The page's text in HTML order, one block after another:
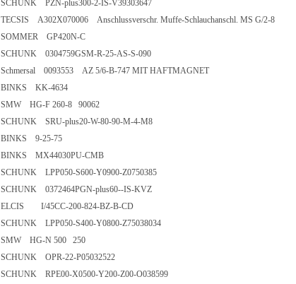
SCHUNK PZN-plus300-2-IS-V39303647
TECSIS A302X070006 Anschlussverschr. Muffe-Schlauchanschl. MS G/2-8
SOMMER GP420N-C
SCHUNK 0304759GSM-R-25-AS-S-090
Schmersal 0093553 AZ 5/6-B-747 MIT HAFTMAGNET
BINKS KK-4634
SMW HG-F 260-8 90062
SCHUNK SRU-plus20-W-80-90-M-4-M8
BINKS 9-25-75
BINKS MX44030PU-CMB
SCHUNK LPP050-S600-Y0900-Z0750385
SCHUNK 0372464PGN-plus60--IS-KVZ
ELCIS I/45CC-200-824-BZ-B-CD
SCHUNK LPP050-S400-Y0800-Z75038034
SMW HG-N 500 250
SCHUNK OPR-22-P05032522
SCHUNK RPE00-X0500-Y200-Z00-O038599